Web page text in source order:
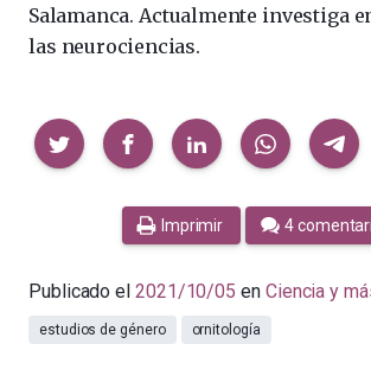
Salamanca. Actualmente investiga
las neurociencias.
Compartir
Imprimir 4
Publicado el 2021/10/05 en Ciencia y
estudios de género ornitología